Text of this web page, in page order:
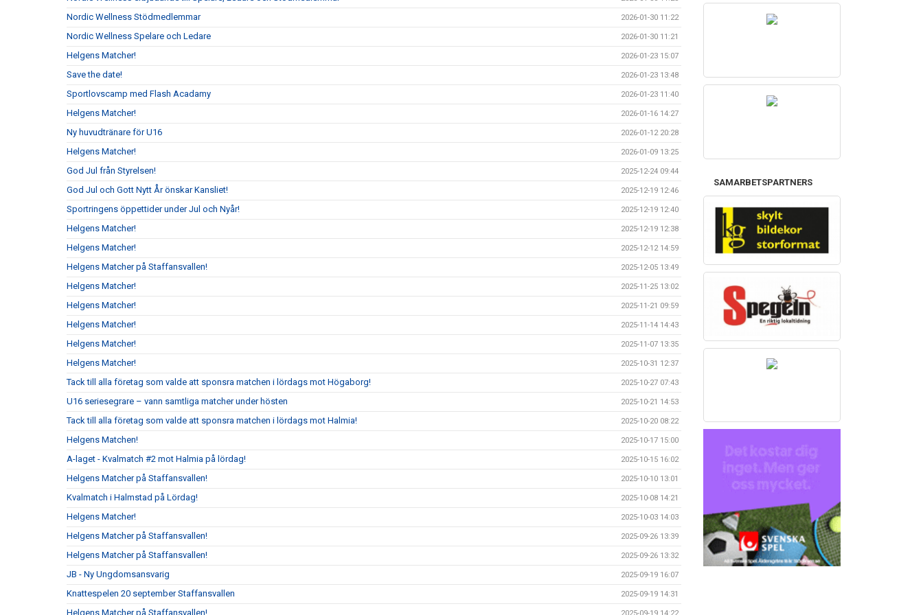
Nordic Wellness Stödmedlemmar 2026-01-30 11:22
Nordic Wellness Spelare och Ledare 2026-01-30 11:21
Helgens Matcher! 2026-01-23 15:07
Save the date! 2026-01-23 13:48
Sportlovscamp med Flash Acadamy 2026-01-23 11:40
Helgens Matcher! 2026-01-16 14:27
Ny huvudtränare för U16 2026-01-12 20:28
Helgens Matcher! 2026-01-09 13:25
God Jul från Styrelsen! 2025-12-24 09:44
God Jul och Gott Nytt År önskar Kansliet! 2025-12-19 12:46
Sportringens öppettider under Jul och Nyår! 2025-12-19 12:40
Helgens Matcher! 2025-12-19 12:38
Helgens Matcher! 2025-12-12 14:59
Helgens Matcher på Staffansvallen! 2025-12-05 13:49
Helgens Matcher! 2025-11-25 13:02
Helgens Matcher! 2025-11-21 09:59
Helgens Matcher! 2025-11-14 14:43
Helgens Matcher! 2025-11-07 13:35
Helgens Matcher! 2025-10-31 12:37
Tack till alla företag som valde att sponsra matchen i lördags mot Högaborg! 2025-10-27 07:43
U16 seriesegrare – vann samtliga matcher under hösten 2025-10-21 14:53
Tack till alla företag som valde att sponsra matchen i lördags mot Halmia! 2025-10-20 08:22
Helgens Matchen! 2025-10-17 15:00
A-laget - Kvalmatch #2 mot Halmia på lördag! 2025-10-15 16:02
Helgens Matcher på Staffansvallen! 2025-10-10 13:01
Kvalmatch i Halmstad på Lördag! 2025-10-08 14:21
Helgens Matcher! 2025-10-03 14:03
Helgens Matcher på Staffansvallen! 2025-09-26 13:39
Helgens Matcher på Staffansvallen! 2025-09-26 13:32
JB - Ny Ungdomsansvarig 2025-09-19 16:07
Knattespelen 20 september Staffansvallen 2025-09-19 14:31
Helgens Matcher på Staffansvallen!
SAMARBETSPARTNERS